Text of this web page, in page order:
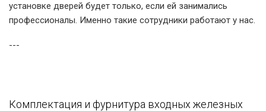
установке дверей будет только, если ей занимались
профессионалы. Именно такие сотрудники работают у нас.
---
Комплектация и фурнитура входных железных